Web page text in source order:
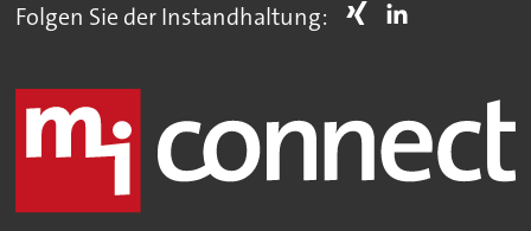
Folgen Sie der Instandhaltung: